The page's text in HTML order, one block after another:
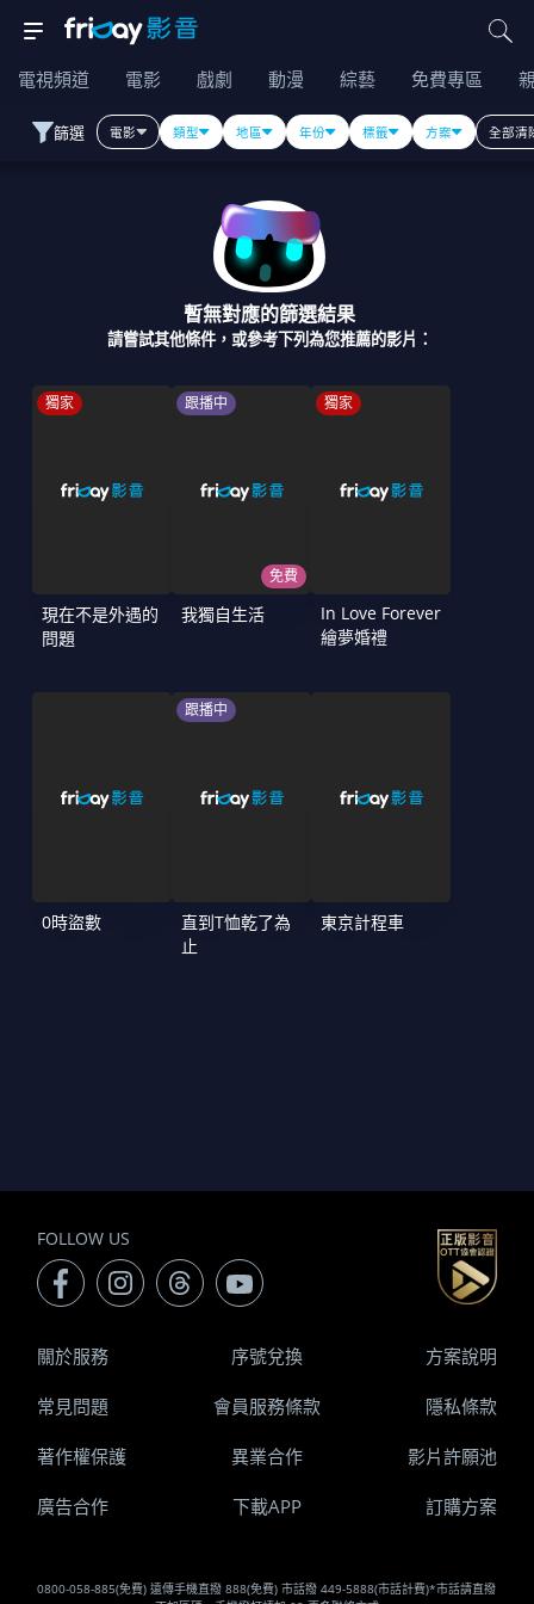
電視頻道 電影 戲劇 動漫 綜藝 免費專區
篩選 電影 類型 地區 年份 標籤 方案 全部清
暫無對應的篩選結果
請嘗試其他條件，或參考下列為您推薦的影片：
獨家
現在不是外遇的
問題
跟播中
免費
我獨自生活
獨家
In Love Forever
繪夢婚禮
0時盜數
跟播中
直到T恤乾了為
止
東京計程車
FOLLOW US
0800-058-885(免費) 遠傳手機直撥 888(免費) 市話撥 449-5888(市話計費)*市話請直撥
關於服務 序號兌換 方案說明
常見問題 會員服務條款 隱私條款
著作權保護 異業合作 影片許願池
廣告合作 下載APP 訂購方案